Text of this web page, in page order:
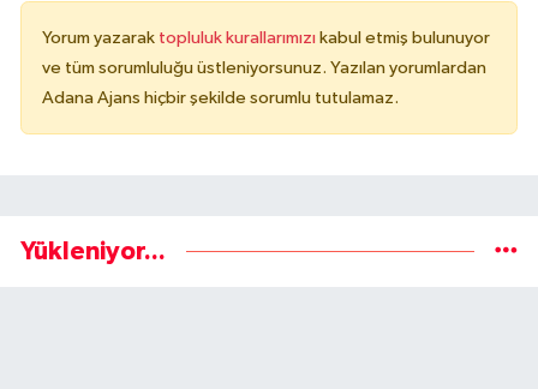
Yorum yazarak topluluk kurallarımızı kabul etmiş bulunuyor
ve tüm sorumluluğu üstleniyorsunuz. Yazılan yorumlardan
Adana Ajans hiçbir şekilde sorumlu tutulamaz.
Yükleniyor...